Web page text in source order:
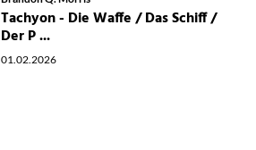
Tachyon - Die Waffe / Das Schiff /
Der P ...
01.02.2026